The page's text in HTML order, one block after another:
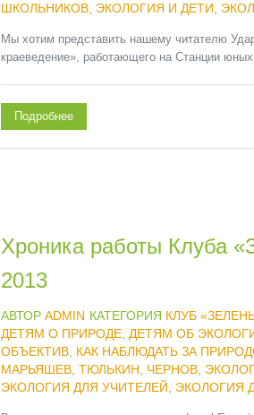
ШКОЛЬНИКОВ, ЭКОЛОГИЯ И ДЕТИ
Мы хотим представить нашему читателю
краеведение», работающего на Станции
Подробнее
Хроника работы Клуба
2013
АВТОР ADMIN КАТЕГОРИЯ КЛУБ
ДЕТЯМ О ПРИРОДЕ, ДЕТЯМ ОБ
ОБЪЕКТИВ, КАК НАБЛЮДАТЬ ЗА
МАРЬЯШЕВ, ТЮЛЬКИН ЧЕРНОВ,
ЭКОЛОГИЯ ДЛЯ УЧИТЕЛЕЙ
ЭКОЛОГИЯ